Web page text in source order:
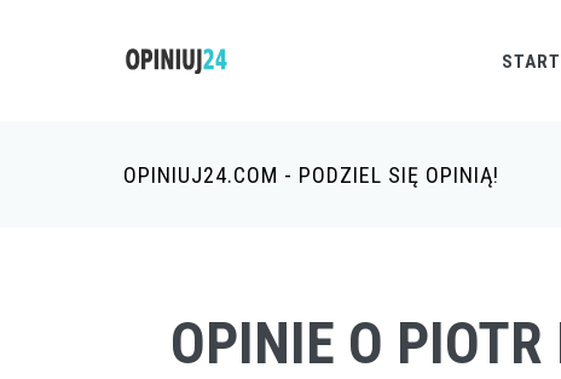
START
OPINIUJ24.COM - PODZIEL SIĘ OPINIĄ!
OPINIE O